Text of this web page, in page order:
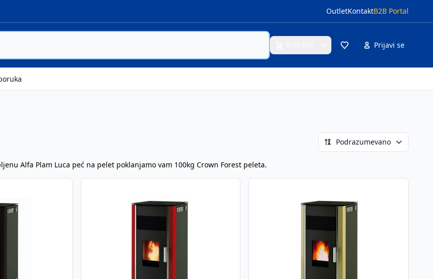
OutletKontaktB2B Portal
Prijavi se
Podrazumevano
Alfa Plam Luca peć na pelet poklanjamo vam 100kg Crown Forest peleta.